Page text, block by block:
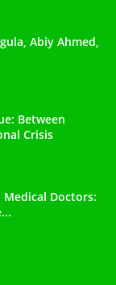
Abiy Ahmed,
Between
Crisis
Doctors: